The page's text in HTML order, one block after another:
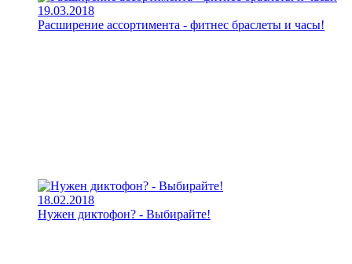
19.03.2018
Расширение ассортимента - фитнес браслеты и часы!
18.02.2018
Нужен диктофон? - Выбирайте!